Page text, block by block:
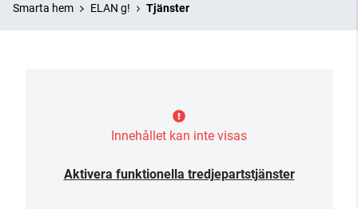
Smarta hem ELAN g! Tjänster
Innehållet kan inte visas
Aktivera funktionella tredjepartstjänster